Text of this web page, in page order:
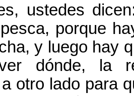
ustedes
porque
y luego hay
dónde, la
otro lado para